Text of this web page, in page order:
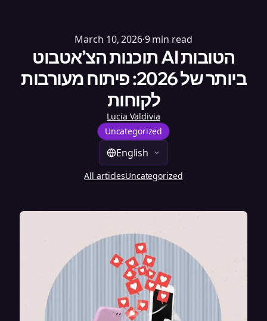
March 10, 2026·9 min read
תוכנות הצ’אטבוט AI הטובות
ביותר של 2026: פיתוח מעורבות
לקוחות
Lucia Valdivia
Uncategorized
English
All articlesUncategorized